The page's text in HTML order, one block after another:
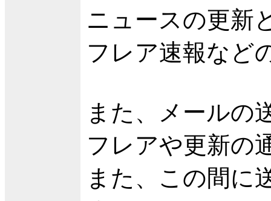
ニュースの更新
フレア速報など
また、メールの
フレアや更新の
また、この間に